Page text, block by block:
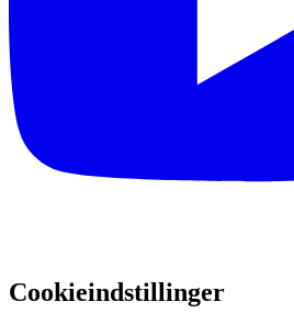
Cookieindstillinger